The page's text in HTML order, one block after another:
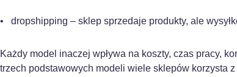
• dropshipping – sklep sprzedaje produkty, ale
Każdy model inaczej wpływa na koszty, czas pracy,
trzech podstawowych modeli wiele sklepów korzysta